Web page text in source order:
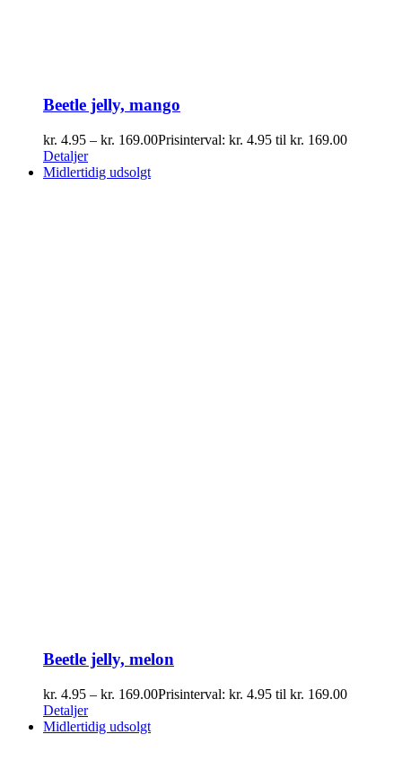
Beetle jelly, mango
kr. 4.95 – kr. 169.00Prisinterval: kr. 4.95 til kr. 169.00
Detaljer
Midlertidig udsolgt
Beetle jelly, melon
kr. 4.95 – kr. 169.00Prisinterval: kr. 4.95 til kr. 169.00
Detaljer
Midlertidig udsolgt